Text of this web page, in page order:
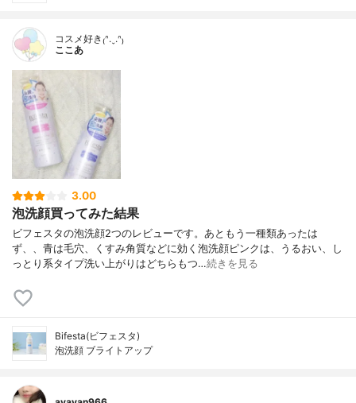
コスメ好き₍ᐢ.ˬ.ᐢ₎
ここあ
3.00
泡洗顔買ってみた結果
ビフェスタの泡洗顔2つのレビューです。あともう一種類あったは
ず、、青は毛穴、くすみ角質などに効く泡洗顔ピンクは、うるおい、し
っとり系タイプ洗い上がりはどちらもつ…続きを見る
Bifesta(ビフェスタ)
泡洗顔 ブライトアップ